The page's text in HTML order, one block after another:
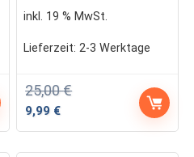
25,00€
Ursprünglicher
9,99 €Aktueller
inkl. 19 % MwSt.
Lieferzeit:2-3 Werktage